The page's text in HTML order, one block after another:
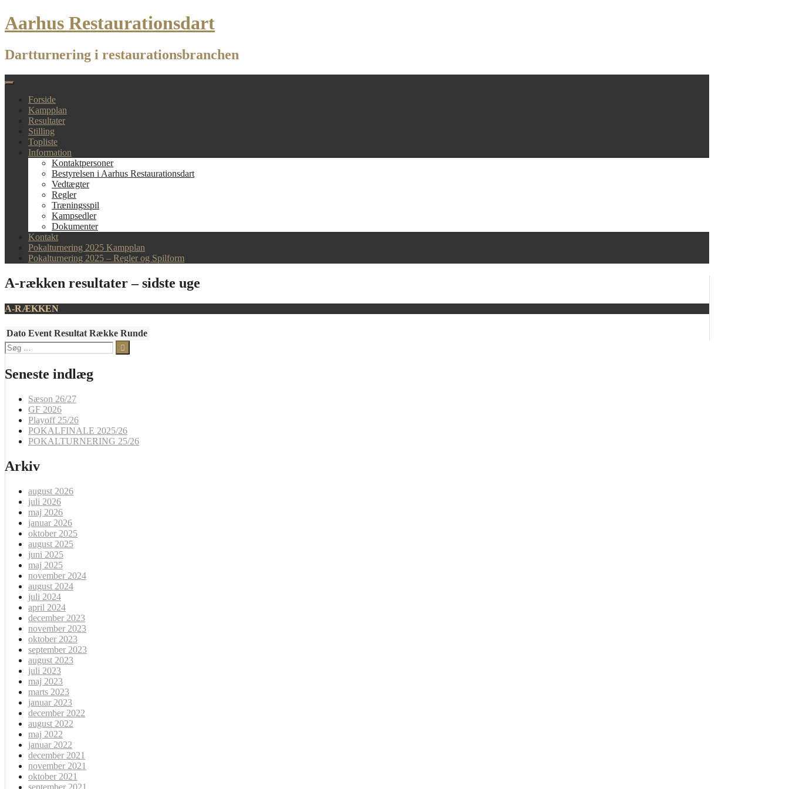
Skip
to
Aarhus Restaurationsdart
Dartturnering i restaurationsbranchen
Forside
Kampplan
Resultater
Stilling
Topliste
Information
Kontaktpersoner
Bestyrelsen i Aarhus Restaurationsdart
Vedtægter
Regler
Træningsspil
Kampsedler
Dokumenter
Kontakt
Pokalturnering 2025 Kampplan
Pokalturnering 2025 – Regler og Spilform
A-rækken resultater – sidste uge
A-RÆKKEN
Dato Event Resultat Række Runde
Søg
efter:
Seneste indlæg
Sæson 26/27
GF 2026
Playoff 25/26
POKALFINALE 2025/26
POKALTURNERING 25/26
Arkiv
august 2026
juli 2026
maj 2026
januar 2026
oktober 2025
august 2025
juni 2025
maj 2025
november 2024
august 2024
juli 2024
april 2024
december 2023
november 2023
oktober 2023
september 2023
august 2023
juli 2023
maj 2023
marts 2023
januar 2023
december 2022
august 2022
maj 2022
januar 2022
december 2021
november 2021
oktober 2021
september 2021